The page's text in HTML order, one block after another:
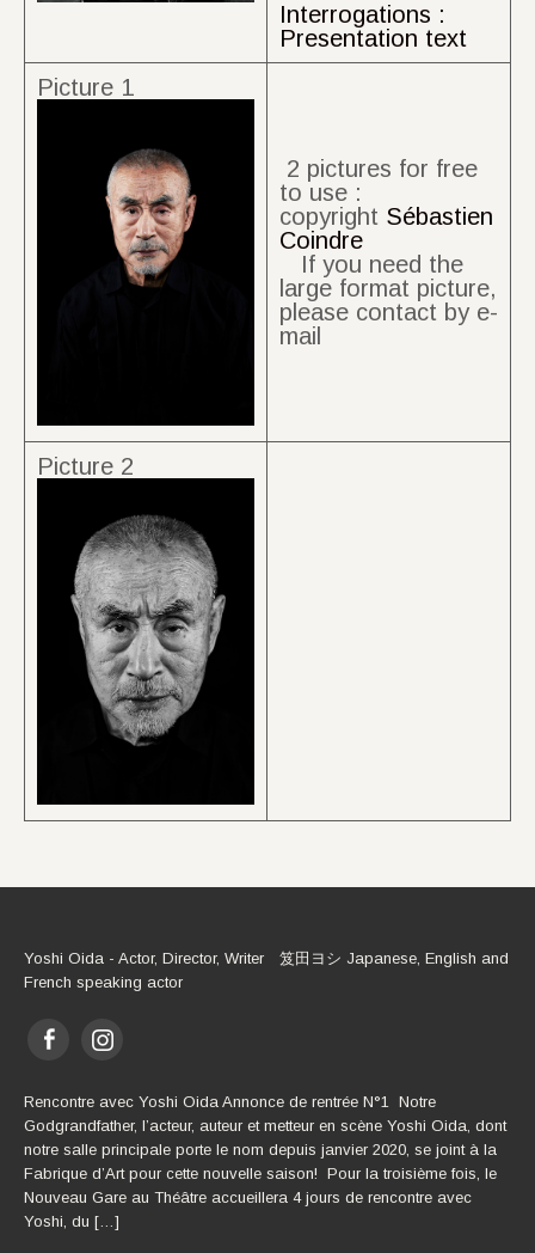
Interrogations :
Presentation text
Picture 1
2 pictures for free
to use :
copyright Sébastien
Coindre
If you need the
large format picture,
please contact by e-
mail
Picture 2
Yoshi Oida - Actor, Director, Writer 笈田ヨシ Japanese, English and
French speaking actor
Rencontre avec Yoshi Oida Annonce de rentrée N°1 Notre
Godgrandfather, l’acteur, auteur et metteur en scène Yoshi Oida, dont
notre salle principale porte le nom depuis janvier 2020, se joint à la
Fabrique d’Art pour cette nouvelle saison! Pour la troisième fois, le
Nouveau Gare au Théâtre accueillera 4 jours de rencontre avec
Yoshi, du […]